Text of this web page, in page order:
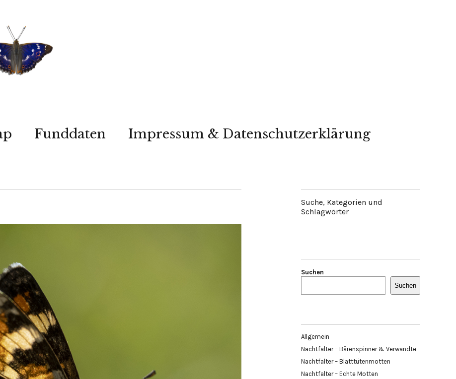
Funddaten Impressum & Datenschutzerklärung
Suche, Kategorien und
Schlagwörter
Suchen
Suchen
Allgemein
Nachtfalter – Bärenspinner & Verwandte
Nachtfalter – Blatttütenmotten
Nachtfalter – Echte Motten